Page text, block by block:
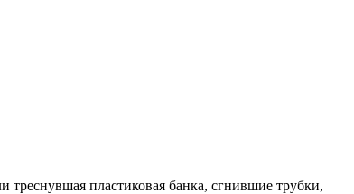
пластиковая банка, сгнившие трубки,